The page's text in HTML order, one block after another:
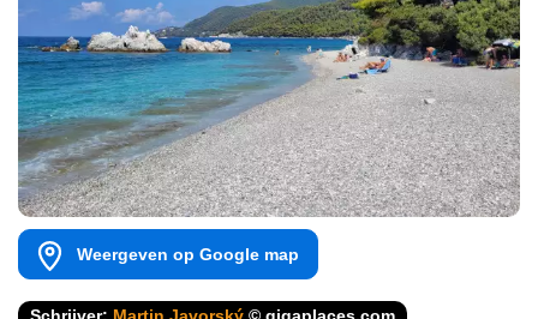
Weergeven op Google map